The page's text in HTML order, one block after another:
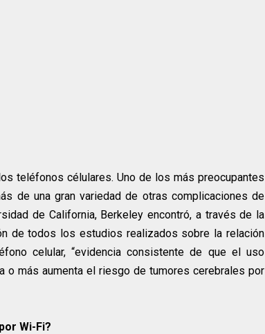
teléfonos célulares. Uno de los más preocupantes
de una gran variedad de otras complicaciones de
de California, Berkeley encontró, a través de la
de todos los estudios realizados sobre la relación
celular, “evidencia consistente de que el uso
o más aumenta el riesgo de tumores cerebrales por
Wi-Fi?